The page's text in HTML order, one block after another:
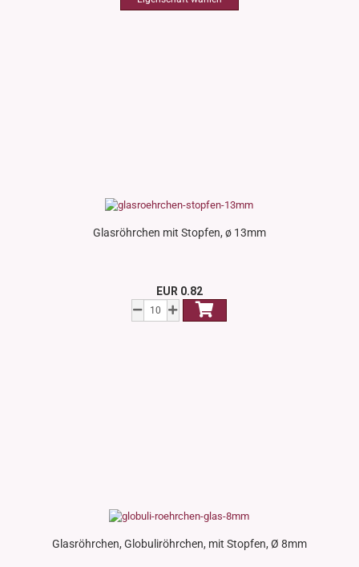
Glasröhrchen mit Stopfen, ø 13mm
EUR 0.82
Glasröhrchen, Globuliröhrchen, mit Stopfen, Ø 8mm